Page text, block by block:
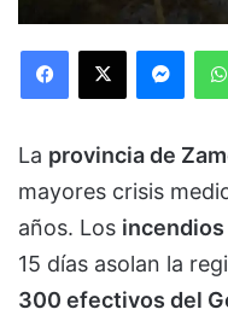
Facebook
X
La provincia de
mayores crisis
años. Los
15 días asolan la
300 efectivos del